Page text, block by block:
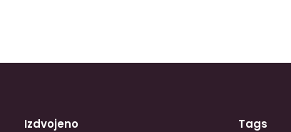
Izdvojeno Tags